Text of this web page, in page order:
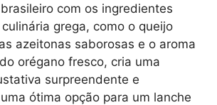
com os ingredientes
grega, como o queijo
azeitonas saborosas e o aroma
orégano fresco, cria uma
surpreendente e
ótima opção para um lanche